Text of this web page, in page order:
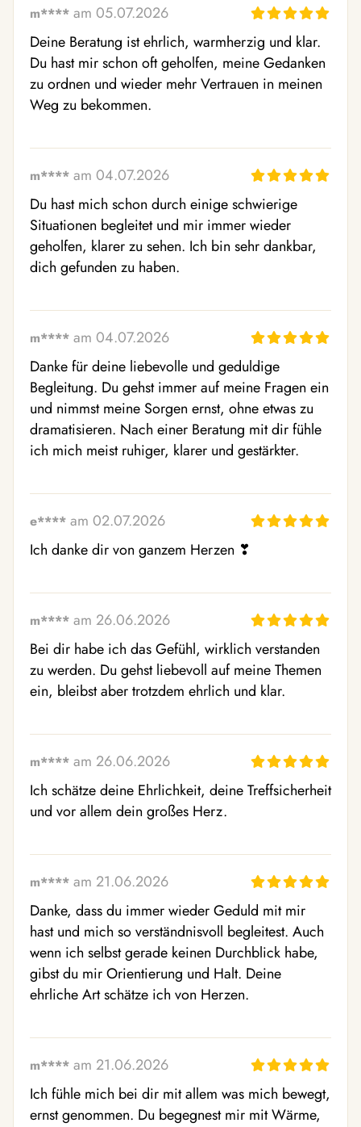
m**** am 05.07.2026
Deine Beratung ist ehrlich, warmherzig und klar.
Du hast mir schon oft geholfen, meine Gedanken
zu ordnen und wieder mehr Vertrauen in meinen
Weg zu bekommen.
m**** am 04.07.2026
Du hast mich schon durch einige schwierige
Situationen begleitet und mir immer wieder
geholfen, klarer zu sehen. Ich bin sehr dankbar,
dich gefunden zu haben.
m**** am 04.07.2026
Danke für deine liebevolle und geduldige
Begleitung. Du gehst immer auf meine Fragen ein
und nimmst meine Sorgen ernst, ohne etwas zu
dramatisieren. Nach einer Beratung mit dir fühle
ich mich meist ruhiger, klarer und gestärkter.
e**** am 02.07.2026
Ich danke dir von ganzem Herzen ❣ ️
m**** am 26.06.2026
Bei dir habe ich das Gefühl, wirklich verstanden
zu werden. Du gehst liebevoll auf meine Themen
ein, bleibst aber trotzdem ehrlich und klar.
m**** am 26.06.2026
Ich schätze deine Ehrlichkeit, deine Treffsicherheit
und vor allem dein großes Herz.
m**** am 21.06.2026
Danke, dass du immer wieder Geduld mit mir
hast und mich so verständnisvoll begleitest. Auch
wenn ich selbst gerade keinen Durchblick habe,
gibst du mir Orientierung und Halt. Deine
ehrliche Art schätze ich von Herzen.
m**** am 21.06.2026
Ich fühle mich bei dir mit allem was mich bewegt,
ernst genommen. Du begegnest mir mit Wärme,